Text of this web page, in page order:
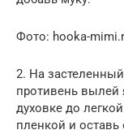
Фото: hooka-
2. На
противень вылей
духовке до
пленкой и оставь